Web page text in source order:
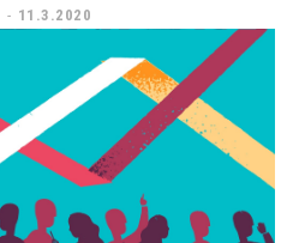
- 11.3.2020